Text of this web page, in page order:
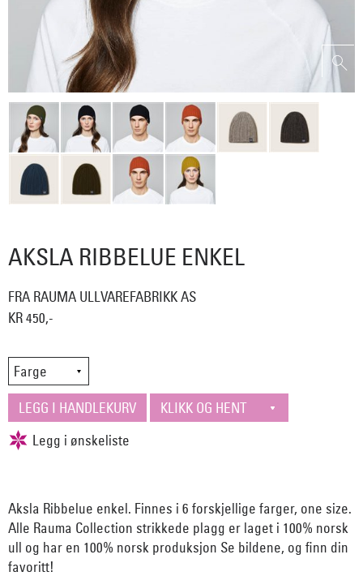
AKSLA RIBBELUE ENKEL
FRA RAUMA ULLVAREFABRIKK AS
KR 450,-
Aksla Ribbelue enkel. Finnes i 6 forskjellige farger, one size.
Alle Rauma Collection strikkede plagg er laget i 100% norsk
ull og har en 100% norsk produksjon Se bildene, og finn din
favoritt!